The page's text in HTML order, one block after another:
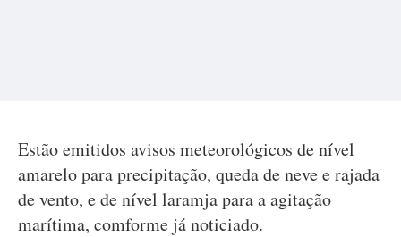
Estão emitidos avisos meteorológicos de nível
amarelo para precipitação, queda de neve e rajada
de vento, e de nível laramja para a agitação
marítima, comforme já noticiado.